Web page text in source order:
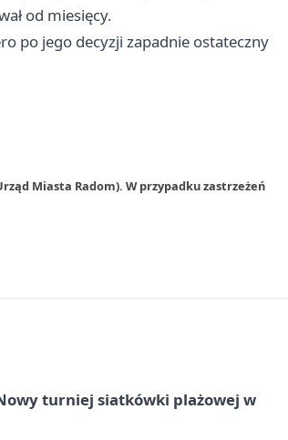
od miesięcy.
po jego decyzji zapadnie ostateczny
Miasta Radom). W przypadku zastrzeżeń
turniej siatkówki plażowej w